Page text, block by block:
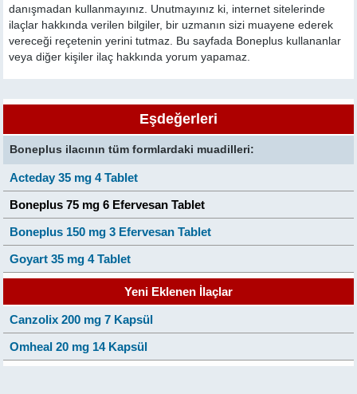
danışmadan kullanmayınız. Unutmayınız ki, internet sitelerinde
ilaçlar hakkında verilen bilgiler, bir uzmanın sizi muayene ederek
vereceği reçetenin yerini tutmaz. Bu sayfada Boneplus kullananlar
veya diğer kişiler ilaç hakkında yorum yapamaz.
Eşdeğerleri
Boneplus ilacının tüm formlardaki muadilleri:
Acteday 35 mg 4 Tablet
Boneplus 75 mg 6 Efervesan Tablet
Boneplus 150 mg 3 Efervesan Tablet
Goyart 35 mg 4 Tablet
Yeni Eklenen İlaçlar
Canzolix 200 mg 7 Kapsül
Omheal 20 mg 14 Kapsül